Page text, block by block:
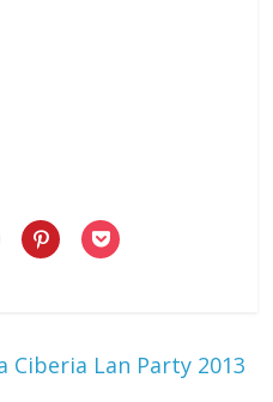
Ciberia Lan Party 2013